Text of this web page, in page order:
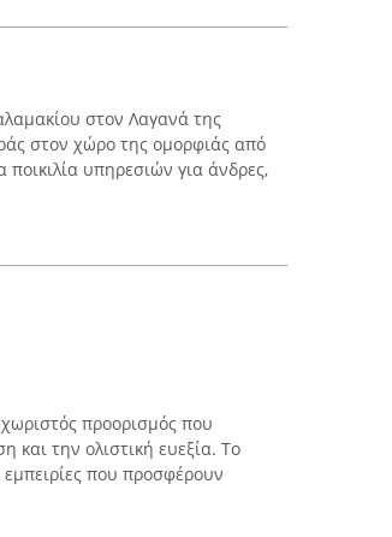
στον Λαγανά της
στον χώρο της ομορφιάς από
υπηρεσιών για άνδρες,
προορισμός που
την ολιστική ευεξία. Το
που προσφέρουν